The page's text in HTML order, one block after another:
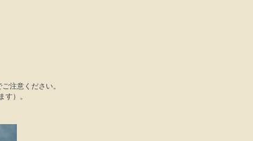
注意ください。
）。